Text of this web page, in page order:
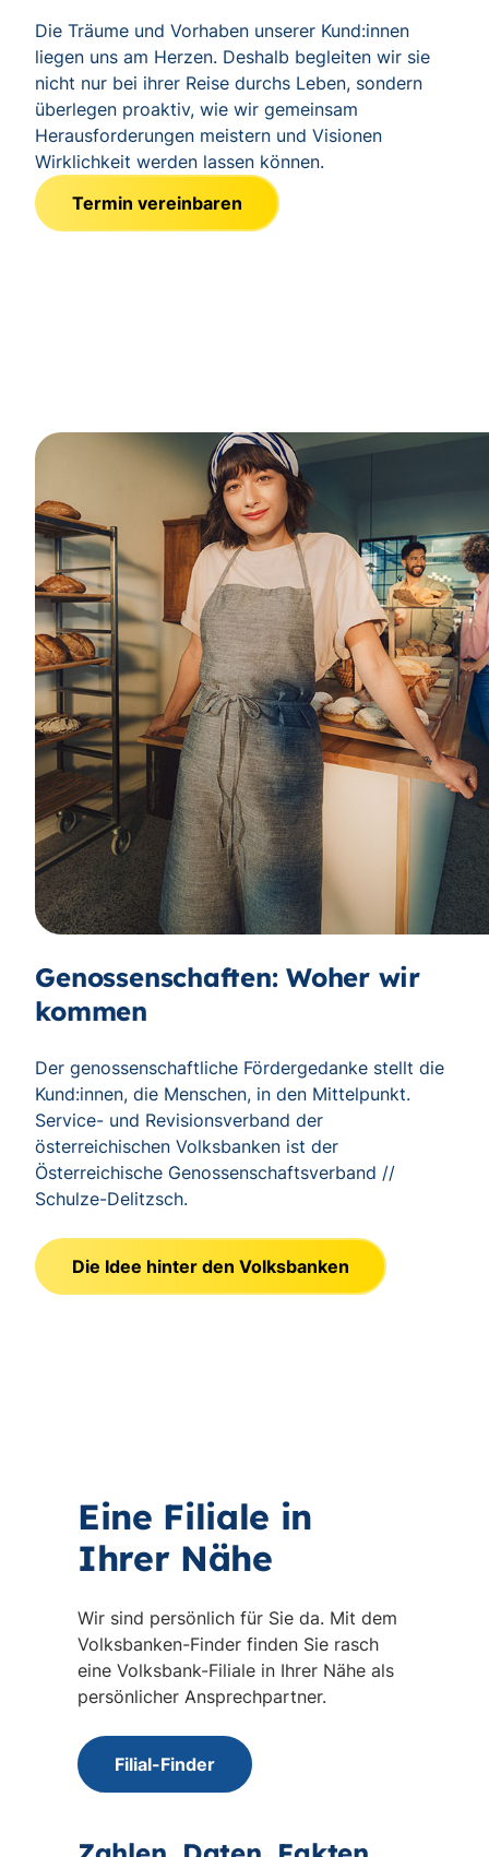
Die Träume und Vorhaben unserer Kund:innen
liegen uns am Herzen. Deshalb begleiten wir sie
nicht nur bei ihrer Reise durchs Leben, sondern
überlegen proaktiv, wie wir gemeinsam
Herausforderungen meistern und Visionen
Wirklichkeit werden lassen können.
Termin vereinbaren
Genossenschaften: Woher wir
kommen
Der genossenschaftliche Fördergedanke stellt die
Kund:innen, die Menschen, in den Mittelpunkt.
Service- und Revisionsverband der
österreichischen Volksbanken ist der
Österreichische Genossenschaftsverband //
Schulze-Delitzsch.
Die Idee hinter den Volksbanken
Eine Filiale in
Ihrer Nähe
Wir sind persönlich für Sie da. Mit dem
Volksbanken-Finder finden Sie rasch
eine Volksbank-Filiale in Ihrer Nähe als
persönlicher Ansprechpartner.
Filial-Finder